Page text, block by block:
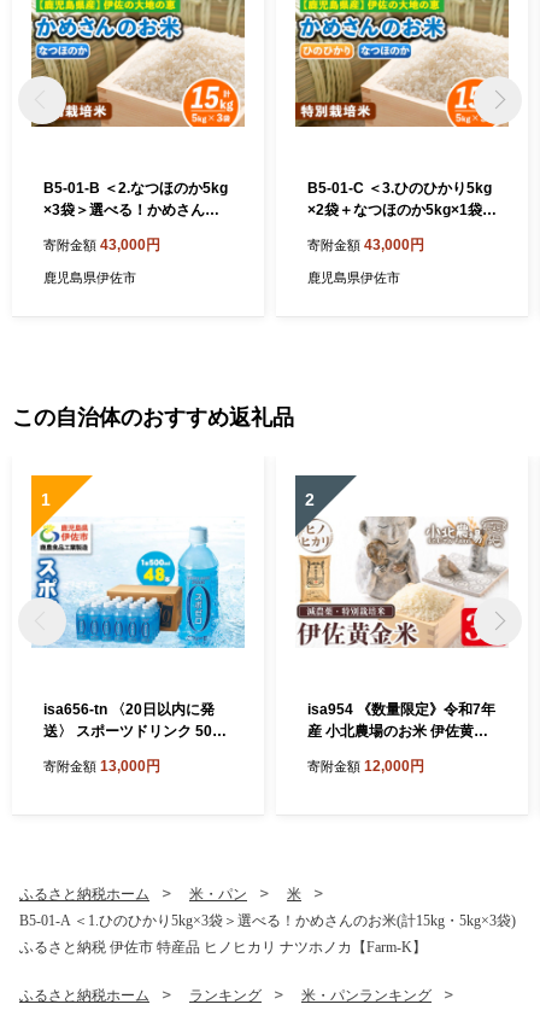
B5-01-B ＜2.なつほのか5kg
×3袋＞選べる！かめさんの
るさと納税 伊佐市 特産品 ヒ
ノヒカリ ナツホノカ【Farm-
寄附金額 43,000円
鹿児島県伊佐市
B5-01-C ＜3.ひのひかり5kg
×2袋＋なつほのか5kg×1袋＞
5kg・5kg×3袋) ふるさと納
税 伊佐市 特産品 ヒノヒカリ
寄附金額 43,000円
鹿児島県伊佐市
この自治体のおすすめ返礼品
1
isa656-tn 〈20日以内に発
送〉 スポーツドリンク 500
ル カロリーゼロ 天然アルカ
(ナトリウム) がたっぷり ク
エン酸 1,150mg/本含有 【財
宝】
寄附金額 13,000円
2
isa954 《数量限定》令和7年
産 小北農場のお米 伊佐黄金
島 伊佐 お米 特別栽培米 伊佐
寄附金額 12,000円
ふるさと納税ホーム 米・パン
米
B5-01-A ＜1.ひのひかり5kg×3袋＞選べる！かめさんのお米(計15kg・5kg×3袋)
ふるさと納税 伊佐市 特産品 ヒノヒカリ ナツホノカ【Farm-K】
ふるさと納税ホーム ランキング
米・パンランキング